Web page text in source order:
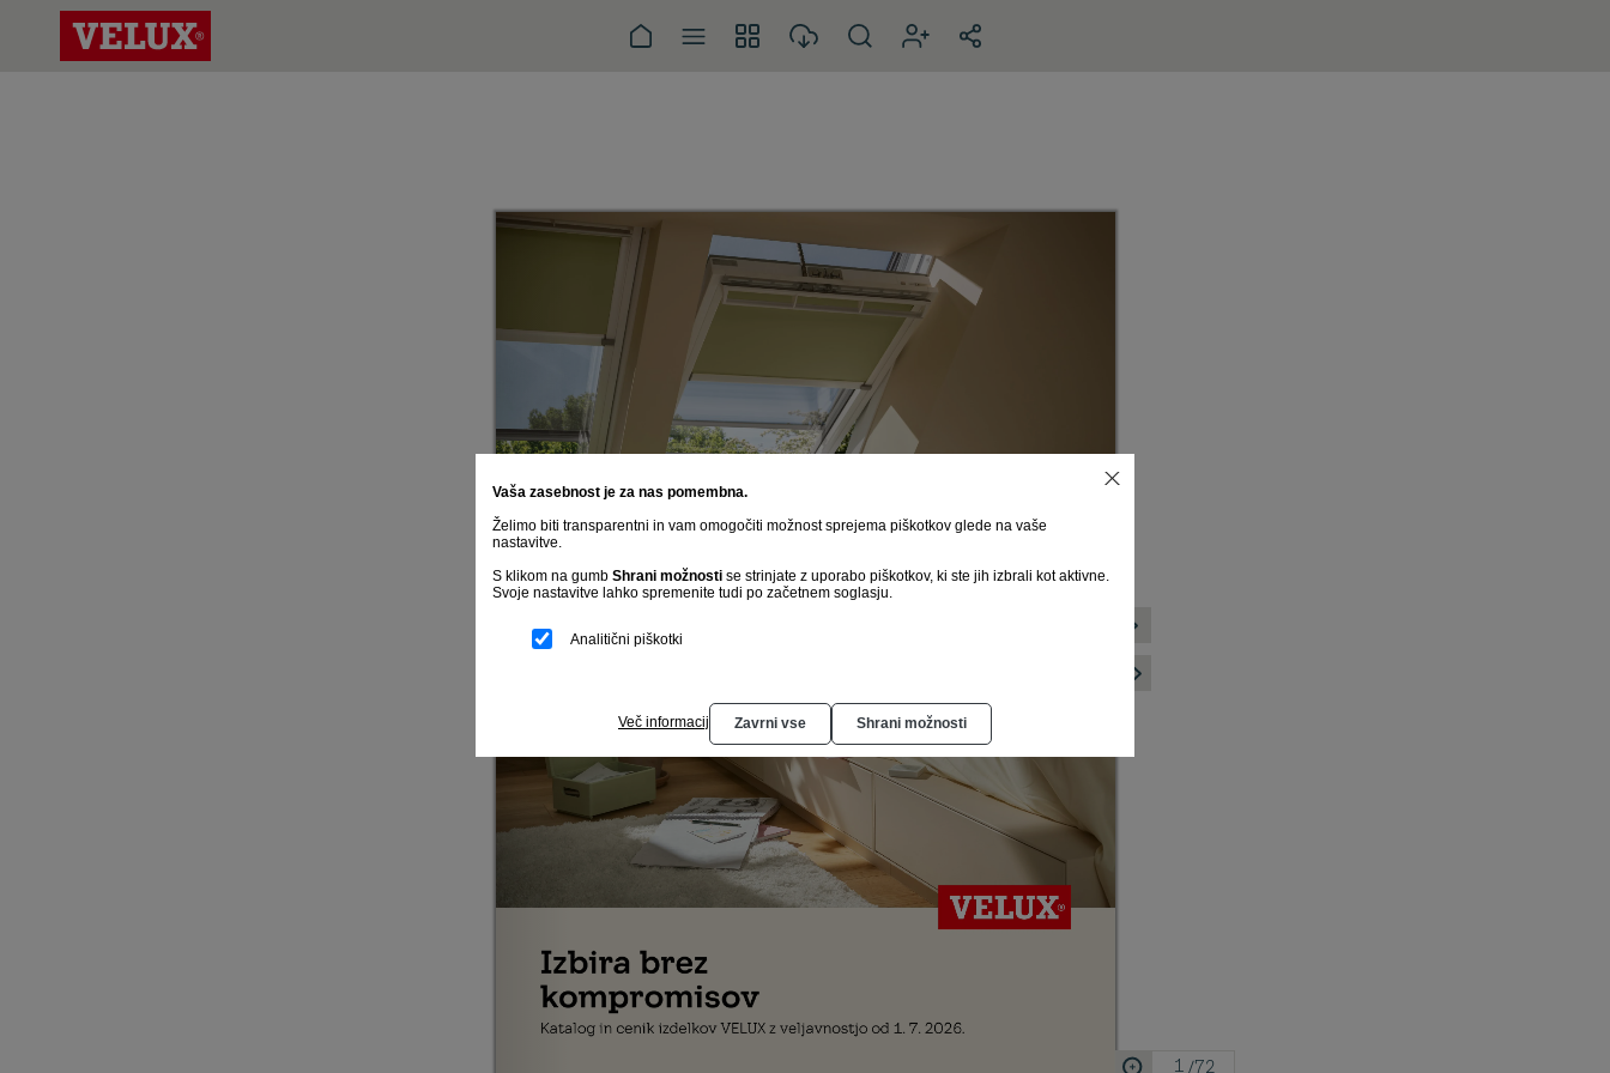
/72
Vaša zasebnost je za nas pomembna.
Želimo biti transparentni in vam omogočiti možnost sprejema piškotkov glede na vaše
nastavitve.
S klikom na gumb Shrani možnostise strinjate z uporabo piškotkov, ki ste jih izbrali kot aktivne.
Svoje nastavitve lahko spremenite tudi po začetnem soglasju.
Analitični piškotki
Več informacij Zavrni vse Shrani možnosti